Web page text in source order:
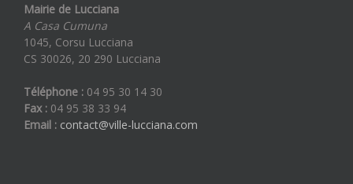
Mairie de Lucciana
A Casa Cumuna
1045, Corsu Lucciana
CS 30026, 20 290 Lucciana
Téléphone : 04 95 30 14 30
Fax : 04 95 38 33 94
Email : contact@ville-lucciana.com